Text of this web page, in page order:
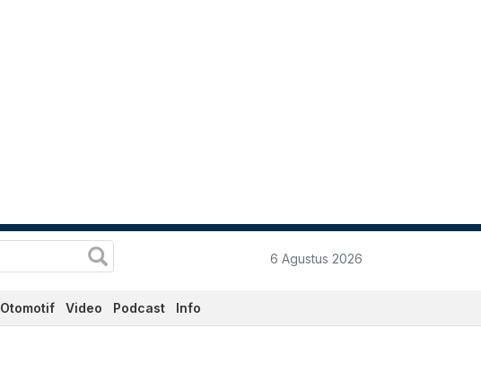
6 Agustus 2026
Otomotif Video Podcast Info